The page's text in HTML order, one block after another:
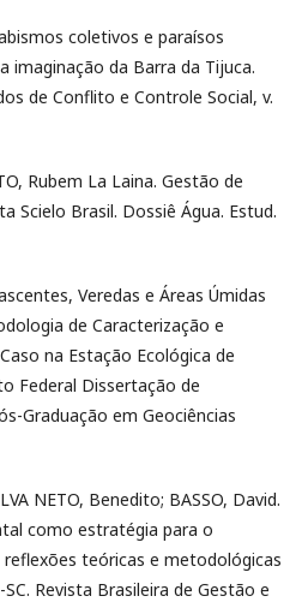
coletivos e paraísos
imaginação da Barra da Tijuca.
de Conflito e Controle Social, v.
Rubem La Laina. Gestão de
Scielo Brasil. Dossiê Água. Estud.
Veredas e Áreas Úmidas
de Caracterização e
na Estação Ecológica de
Federal Dissertação de
Graduação em Geociências
NETO, Benedito; BASSO, David.
como estratégia para o
teóricas e metodológicas
Revista Brasileira de Gestão e